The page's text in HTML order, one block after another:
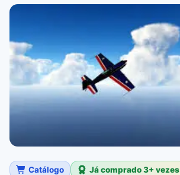
Catálogo Já comprado 3+ vezes